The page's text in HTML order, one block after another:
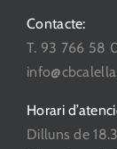
Contacte:
T. 93 766 58
Horari
Dilluns de